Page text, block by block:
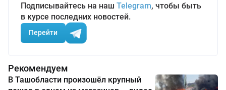
Подписывайтесь на наш Telegram, чтобы быть
в курсе последних новостей.
Перейти
Рекомендуем
В Ташобласти произошёл крупный